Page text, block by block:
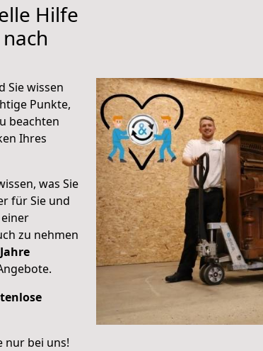
Hilfe
Sie wissen
Punkte,
beachten
Ihres
was Sie
für Sie und
zu nehmen
nur bei uns!